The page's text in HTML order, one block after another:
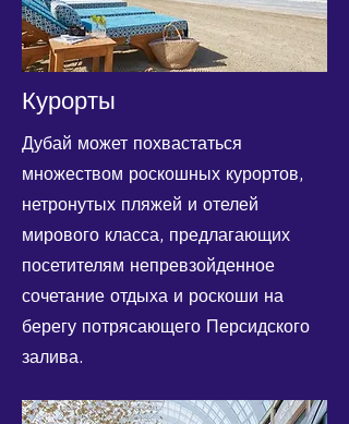
Курорты
Дубай может похвастаться
множеством роскошных курортов,
нетронутых пляжей и отелей
мирового класса, предлагающих
посетителям непревзойденное
сочетание отдыха и роскоши на
берегу потрясающего Персидского
залива.